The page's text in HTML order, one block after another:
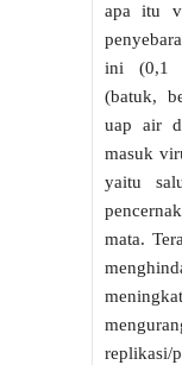
apa itu
ini (0,1
(batuk,
uap air
masuk
yaitu
mata.